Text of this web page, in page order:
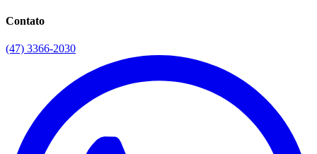
Contato
(47) 3366-2030